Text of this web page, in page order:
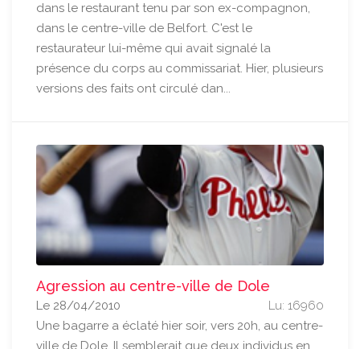
dans le restaurant tenu par son ex-compagnon,
dans le centre-ville de Belfort. C'est le
restaurateur lui-même qui avait signalé la
présence du corps au commissariat. Hier, plusieurs
versions des faits ont circulé dan...
Agression au centre-ville de Dole
Lu: 16960
Le 28/04/2010
Une bagarre a éclaté hier soir, vers 20h, au centre-
ville de Dole. Il semblerait que deux individus en